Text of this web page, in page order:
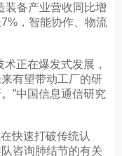
装备产业营收同比增
，智能协作、物流
正在爆发式发展，
有望带动工厂的研
”中国信息通信研究
快速打破传统认
咨询肺结节的有关